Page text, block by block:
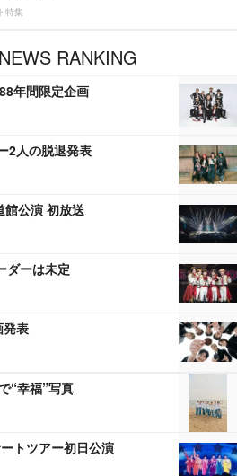
特集
RANKING
年間限定企画
2人の脱退発表
館公演 初放送
ダーは未定
発表
“幸福”写真
トツアー初日公演